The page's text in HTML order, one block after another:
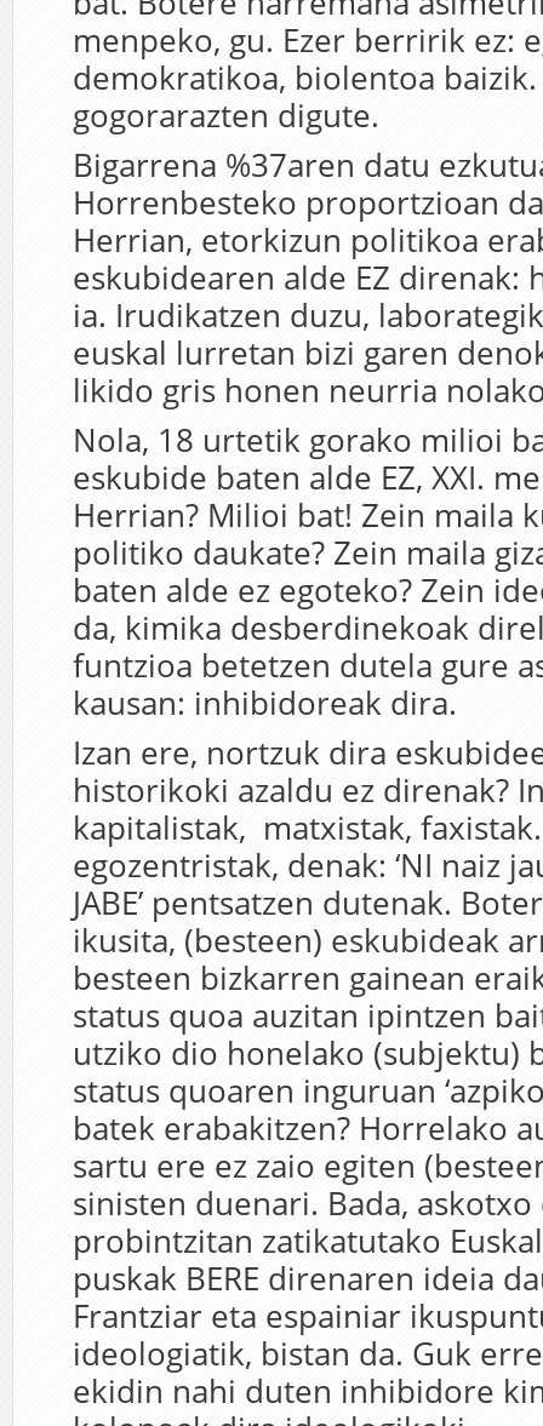
menpeko, gu. Ezer berririk ez:
demokratikoa, biolentoa
gogorarazten digute.
Bigarrena %37aren datu
Horrenbesteko proportzioan
Herrian, etorkizun politikoa
eskubidearen alde EZ direnak:
ia. Irudikatzen duzu,
euskal lurretan bizi garen
likido gris honen neurria
Nola, 18 urtetik gorako milioi
eskubide baten alde EZ, XXI.
Herrian? Milioi bat! Zein maila
politiko daukate? Zein maila
baten alde ez egoteko? Zein
da, kimika desberdinekoak
funtzioa betetzen dutela gure
kausan: inhibidoreak dira.
Izan ere, nortzuk dira
historikoki azaldu ez direnak?
kapitalistak, matxistak,
egozentristak, denak: ‘NI naiz
JABE’ pentsatzen dutenak.
ikusita, (besteen) eskubideak
besteen bizkarren gainean
status quoa auzitan ipintzen
utziko dio honelako (subjektu)
status quoaren inguruan
batek erabakitzen? Horrelako
sartu ere ez zaio egiten
sinisten duenari. Bada, askotxo
probintzitan zatikatutako
puskak BERE direnaren ideia
Frantziar eta espainiar
ideologiatik, bistan da. Guk
ekidin nahi duten inhibidore